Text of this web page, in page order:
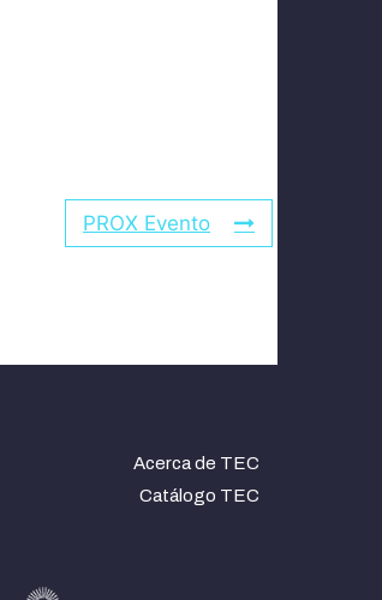
PROX Evento
Acerca de TEC
Catálogo TEC